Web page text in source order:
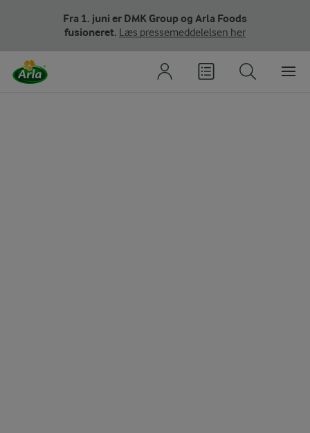
Fra 1. juni er DMK Group og Arla Foods
fusioneret. Læs pressemeddelelsen her